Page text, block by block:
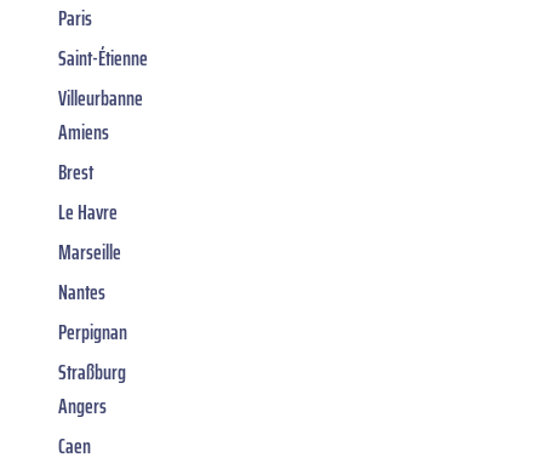
Paris
Saint-Étienne
Villeurbanne
Amiens
Brest
Le Havre
Marseille
Nantes
Perpignan
Straßburg
Angers
Caen